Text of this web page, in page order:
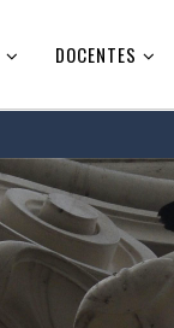
DOCENTES